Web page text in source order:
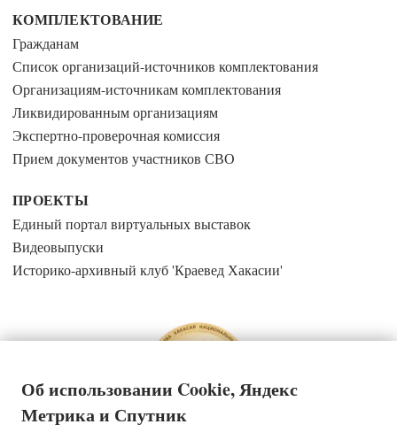
КОМПЛЕКТОВАНИЕ
Гражданам
Список организаций-источников комплектования
Организациям-источникам комплектования
Ликвидированным организациям
Экспертно-проверочная комиссия
Прием документов участников СВО
ПРОЕКТЫ
Единый портал виртуальных выставок
Видеовыпуски
Историко-архивный клуб 'Краевед Хакасии'
Об использовании Cookie, Яндекс
Метрика и Спутник